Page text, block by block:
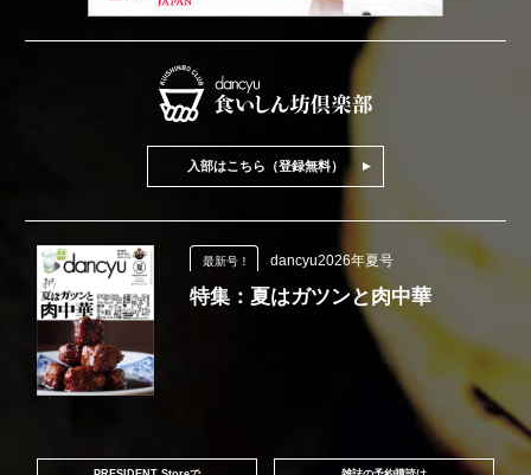
入部はこちら（登録無料）
最新号！ dancyu2026年夏号
特集：夏はガツンと肉中華